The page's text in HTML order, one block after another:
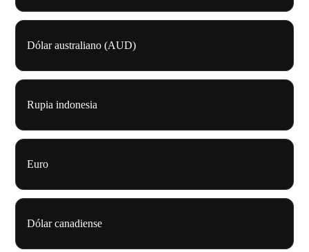
Dólar australiano (AUD)
Rupia indonesia
Euro
Dólar canadiense